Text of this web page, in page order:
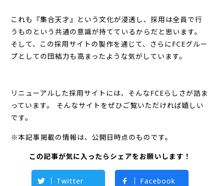
これも『集合天才』という文化が浸透し、採用は全員で行
うものという共通の意識が持てているからだと思います。
そして、この採用サイトの製作を通じて、さらにFCEグルー
プとしての団結力も高まったような気がしています。
リニューアルした採用サイトには、そんなFCEらしさが詰ま
っています。 そんなサイトをぜひご覧いただければ嬉しい
です。
※本記事掲載の情報は、公開日時点のものです。
この記事が気に入ったらシェアをお願いします！
Twitter Facebook